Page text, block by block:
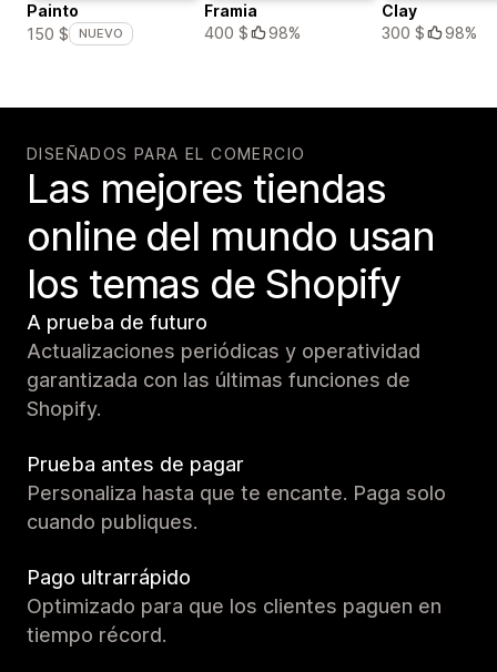
Painto
150 $
NUEVO
Framia
400 $
98%
Clay
300 $
98%
DISEÑADOS PARA EL COMERCIO
Las mejores tiendas
online del mundo usan
los temas de Shopify
A prueba de futuro
Actualizaciones periódicas y operatividad
garantizada con las últimas funciones de
Shopify.
Prueba antes de pagar
Personaliza hasta que te encante. Paga solo
cuando publiques.
Pago ultrarrápido
Optimizado para que los clientes paguen en
tiempo récord.